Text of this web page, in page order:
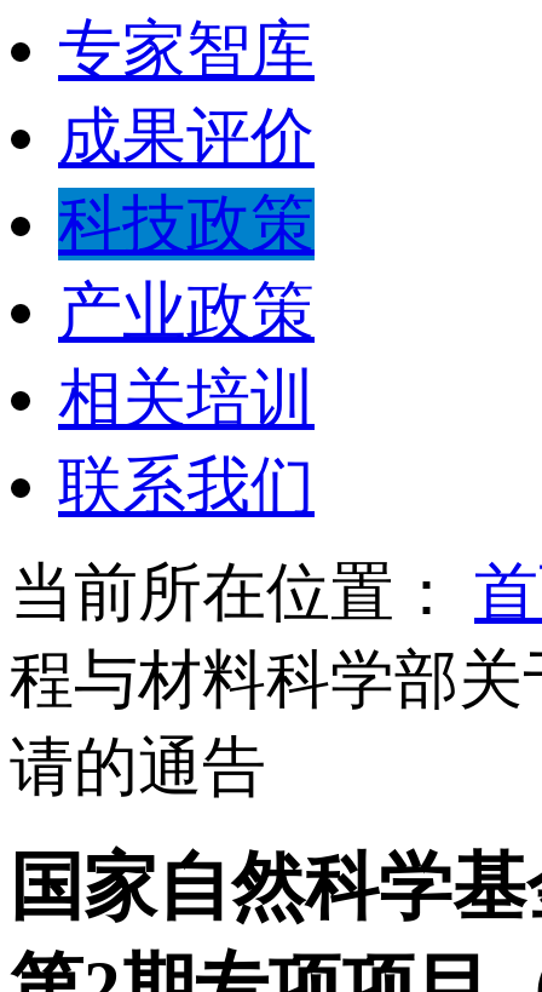
专家智库
成果评价
科技政策
产业政策
相关培训
联系我们
当前所在位置：
程与材料科学部
请的通告
国家自然科学